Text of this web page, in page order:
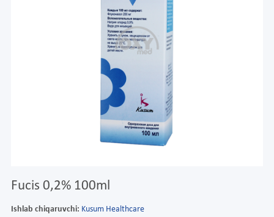
Fucis 0,2% 100ml
Ishlab chiqaruvchi: Kusum Healthcare